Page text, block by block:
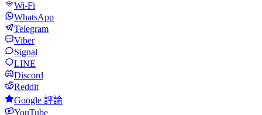
Wi-Fi
WhatsApp
Telegram
Viber
Signal
LINE
Discord
Reddit
Google 評論
YouTube